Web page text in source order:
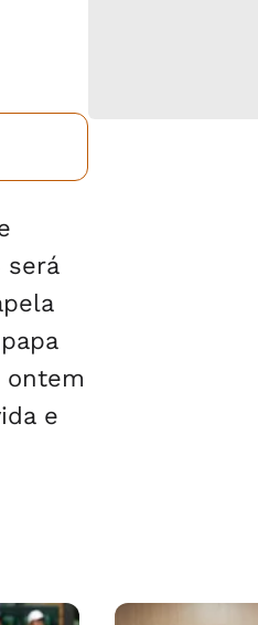
será
ontem
e